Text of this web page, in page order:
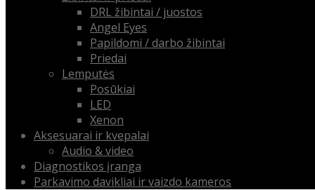
DRL žibintai / juostos
Angel Eyes
Papildomi / darbo žibintai
Priedai
Lemputės
Posūkiai
LED
Xenon
Aksesuarai ir kvepalai
Audio & video
Diagnostikos įranga
Parkavimo davikliai ir vaizdo kameros